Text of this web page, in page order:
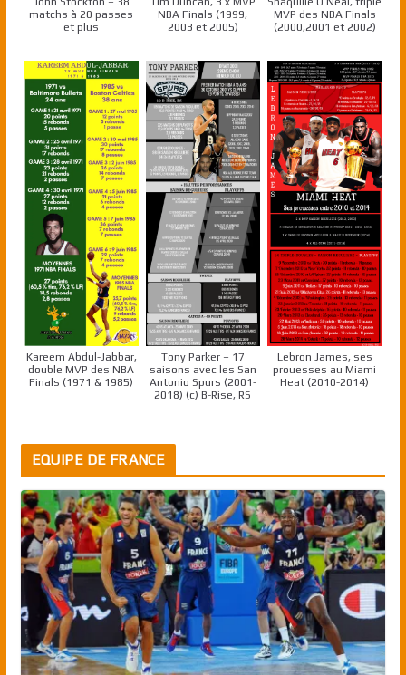
matchs à 20 passes
et plus
NBA Finals (1999,
2003 et 2005)
MVP des NBA Finals
(2000,2001 et 2002)
Kareem Abdul-Jabbar,
double MVP des NBA
Finals (1971 & 1985)
Tony Parker – 17
saisons avec les San
Antonio Spurs (2001-
2018) (c) B-Rise, RS
Lebron James, ses
prouesses au Miami
Heat (2010-2014)
EQUIPE DE FRANCE